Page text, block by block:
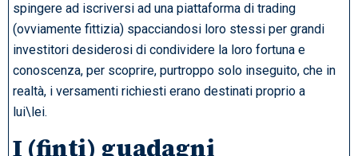
spingere ad iscriversi ad una piattaforma di trading
(ovviamente fittizia) spacciandosi loro stessi per grandi
investitori desiderosi di condividere la loro fortuna e
conoscenza, per scoprire, purtroppo solo inseguito, che in
realtà, i versamenti richiesti erano destinati proprio a
lui\lei.
I (finti) guadagni